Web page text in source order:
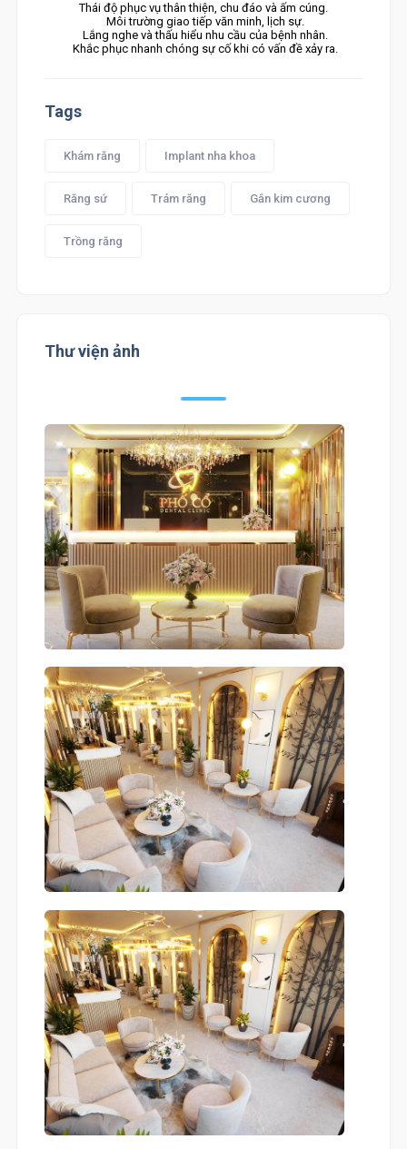
Thái độ phục vụ thân thiện, chu đáo và ấm cúng.
Môi trường giao tiếp văn minh, lịch sự.
Lắng nghe và thấu hiểu nhu cầu của bệnh nhân.
Khắc phục nhanh chóng sự cố khi có vấn đề xảy ra.
Tags
Khám răng Implant nha khoa
Răng sứ Trám răng Gắn kim cương
Trồng răng
Thư viện ảnh